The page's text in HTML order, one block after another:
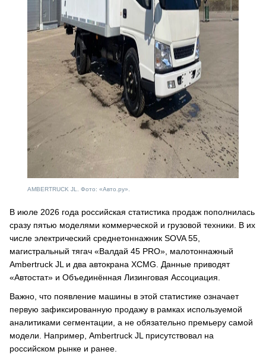
AMBERTRUCK JL. Фото: «Авто.ру».
В июле 2026 года российская статистика продаж пополнилась
сразу пятью моделями коммерческой и грузовой техники. В их
числе электрический среднетоннажник SOVA 55,
магистральный тягач «Валдай 45 PRO», малотоннажный
Ambertruck JL и два автокрана XCMG. Данные приводят
«Автостат» и Объединённая Лизинговая Ассоциация.
Важно, что появление машины в этой статистике означает
первую зафиксированную продажу в рамках используемой
аналитиками сегментации, а не обязательно премьеру самой
модели. Например, Ambertruck JL присутствовал на
российском рынке и ранее.